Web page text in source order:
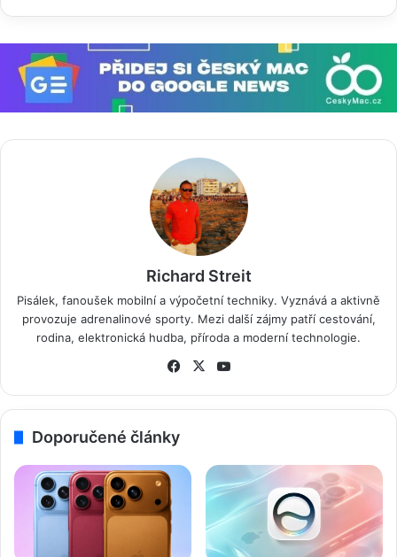
Richard Streit
Pisálek, fanoušek mobilní a výpočetní techniky. Vyznává a aktivně
provozuje adrenalinové sporty. Mezi další zájmy patří cestování,
rodina, elektronická hudba, příroda a moderní technologie.
Fa
bo
X
ub
Doporučené články